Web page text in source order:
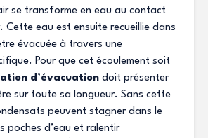
se transforme en eau au contact
Cette eau est ensuite recueillie dans
évacuée à travers une
Pour que cet écoulement soit
d’évacuation doit présenter
sur toute sa longueur. Sans cette
peuvent stagner dans le
poches d’eau et ralentir